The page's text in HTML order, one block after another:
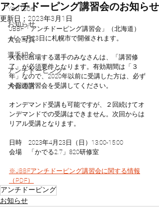
YouTube
お知らせ
大会写真
選手紹介
アンチドーピング
大会運営
アンチドーピング講習会のお知らせ
更新日： 2023年3月1日
JBBF「アンチドーピング講習会」（北海道）
が、4月23日に札幌市で開催されます。
大会に出場する選手のみなさんは、「講習修
了」が必須要件となります。有効期間は「３
年」なので、2020年以前に受講した方は、必ず
今回の講習会を受講してください。
オンデマンド受講も可能ですが、２回続けてオ
ンデマンドでの受講はできません。次回からは
リアル受講となります。
日時　2023年4月23日（日）13:00-15:00
会場　「かでる2.7」820研修室
※JBBFアンチドーピング講習会に関する情報
（PDF）
アンチドーピング
お知らせ